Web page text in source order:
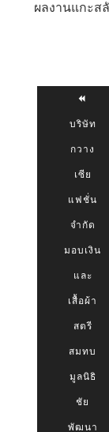
ผลงานแกะส
บริษัท
กวาง
เซีย
แฟชั่น
จำกัด
มอบเงิน
และ
เสื้อผ้า
สตรี
สมทบ
มูลนิธิ
ชัย
พัฒนา